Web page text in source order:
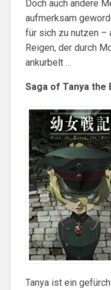
Doch auch andere
aufmerksam
für sich zu nutzen –
Reigen, der durch
ankurbelt …
Saga of Tanya the
Tanya ist ein